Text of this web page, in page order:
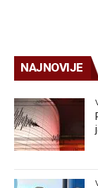
NAJNOVIJE